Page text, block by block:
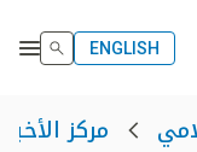
ENGLISH
مركز الأخبار